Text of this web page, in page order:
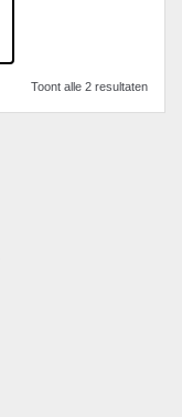
Toont alle 2 resultaten